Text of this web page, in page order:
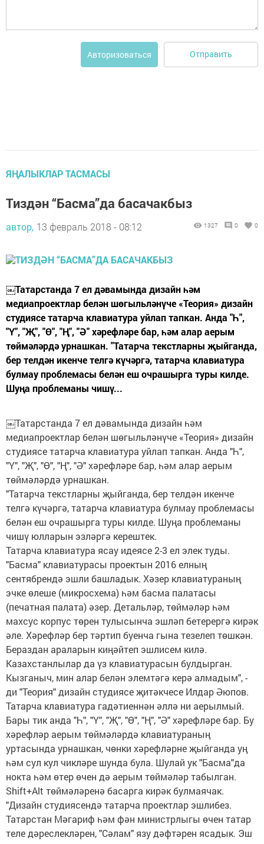
Авторизоваться Отправить
ЯҢАЛЫКЛАР ТАСМАСЫ
Тиздән “Басма”да басачакбыз
автор, 13 февраль 2018 - 08:12 1327 0 0
￼Татарстанда 7 ел дәвамында дизайн һәм
медиапроектлар белән шөгыльләнүче «Теория» дизайн
студиясе татарча клавиатура уйлап тапкан. Анда "Һ",
"Ү", "Җ", "Ө", "Ң", "Ә" хәрефләре бар, һәм алар аерым
төймәләрдә урнашкан. "Татарча текстларны җыйганда,
бер телдән икенче телгә күчәргә, татарча клавиатура
булмау проблемасы белән еш очрашырга туры килде.
Шуңа проблеманы чишү...
￼Татарстанда 7 ел дәвамында дизайн һәм
медиапроектлар белән шөгыльләнүче «Теория» дизайн
студиясе татарча клавиатура уйлап тапкан. Анда "Һ",
"Ү", "Җ", "Ө", "Ң", "Ә" хәрефләре бар, һәм алар аерым
төймәләрдә урнашкан.
"Татарча текстларны җыйганда, бер телдән икенче
телгә күчәргә, татарча клавиатура булмау проблемасы
белән еш очрашырга туры килде. Шуңа проблеманы
чишү юлларын эзләргә керештек.
Татарча клавиатура ясау идеясе 2-3 ел элек туды.
"Басма" клавиатурасы проектын 2016 елның
сентябрендә эшли башладык. Хәзер клавиатураның
эчке өлеше (микросхема) һәм басма палатасы
(печатная палата) әзер. Детальләр, төймәләр һәм
махсус корпус төрен тулысынча эшләп бетерергә кирәк
әле. Хәрефләр бер тәртип буенча гына тезелеп төшкән.
Бераздан араларын киңәйтеп эшлисем килә.
Казахстанлылар да үз клавиатурасын булдырган.
Кызганыч, мин алар белән элемтәгә керә алмадым", -
ди "Теория" дизайн студиясе җитәкчесе Илдар Әюпов.
Татарча клавиатура гадәтиеннән әллә ни аерылмый.
Бары тик анда "Һ", "Ү", "Җ", "Ө", "Ң", "Ә" хәрефләре бар. Бу
хәрефләр аерым төймәләрдә клавиатураның
уртасында урнашкан, чөнки хәрефләрне җыйганда уң
һәм сул кул чикләре шунда була. Шулай ук "Басма"да
нокта һәм өтер өчен дә аерым төймәләр табылган.
Shift+Alt төймәләренә басарга кирәк булмаячак.
"Дизайн студиясендә татарча проектлар эшлибез.
Татарстан Мәгариф һәм фән министрлыгы өчен татар
теле дәреслекләрен, "Сәлам" язу дәфтәрен ясадык. Эш